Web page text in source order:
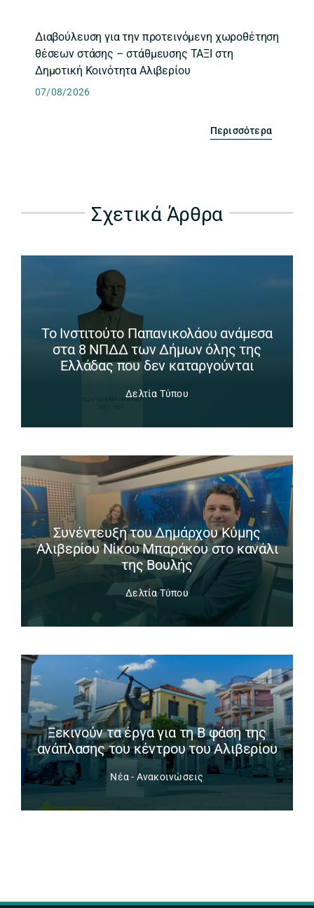
Διαβούλευση για την προτεινόμενη χωροθέτηση
θέσεων στάσης – στάθμευσης ΤΑΞΙ στη
Δημοτική Κοινότητα Αλιβερίου
07/08/2026
Περισσότερα
Σχετικά Άρθρα
Το Ινστιτούτο Παπανικολάου ανάμεσα
στα 8 ΝΠΔΔ των Δήμων όλης της
Ελλάδας που δεν καταργούνται
Δελτία Τύπου
Συνέντευξη του Δημάρχου Κύμης
Αλιβερίου Νίκου Μπαράκου στο κανάλι
της Βουλής
Δελτία Τύπου
Ξεκινούν τα έργα για τη Β φάση της
ανάπλασης του κέντρου του Αλιβερίου
Νέα - Ανακοινώσεις